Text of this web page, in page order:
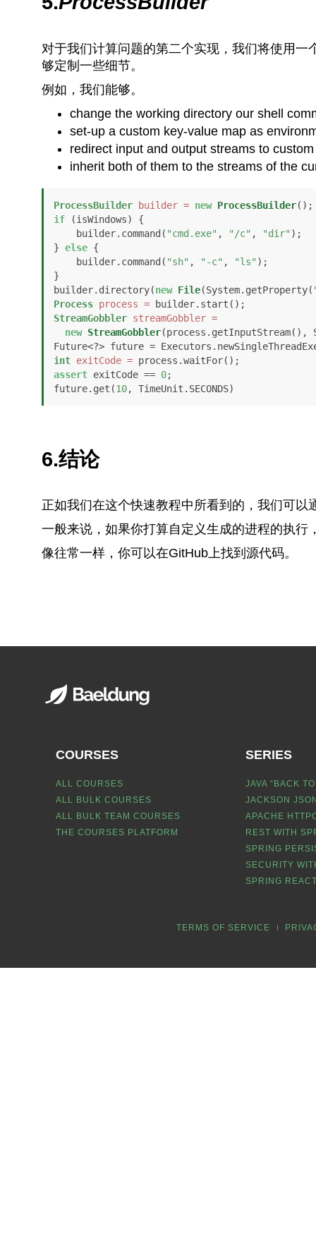
对于我们计算问题的第二个实现，我们将使用一
够定制一些细节。
例如，我们能够。
change the working directory our shell
set-up a custom key-value map as
redirect input and output streams to
inherit both of them to the streams of the
ProcessBuilder builder = new ProcessBuilder
if (isWindows) {
    builder.command(
"cmd.exe" , "/c" , "dir" );
} else {
    builder.command(
"sh" , "-c" , "ls" );
}
builder.directory(new File(System.getProperty(
Process process =
StreamGobbler streamGobbler =
new StreamGobbler
int exitCode =
assert exitCode == 0;
future.get(10, TimeUnit.SECONDS)
6.结论
正如我们在这个快速教程中所看到的，我们可以
一般来说，如果你打算自定义生成的进程的执
像往常一样，你可以在GitHub上找到源代码。
COURSES
ALL COURSES
ALL BULK COURSES
ALL BULK TEAM COURSES
THE COURSES PLATFORM
SERIES
JAVA “BACK
JACKSON
APACHE
REST WITH
SPRING
SECURITY
SPRING
TERMS OF SERVICE